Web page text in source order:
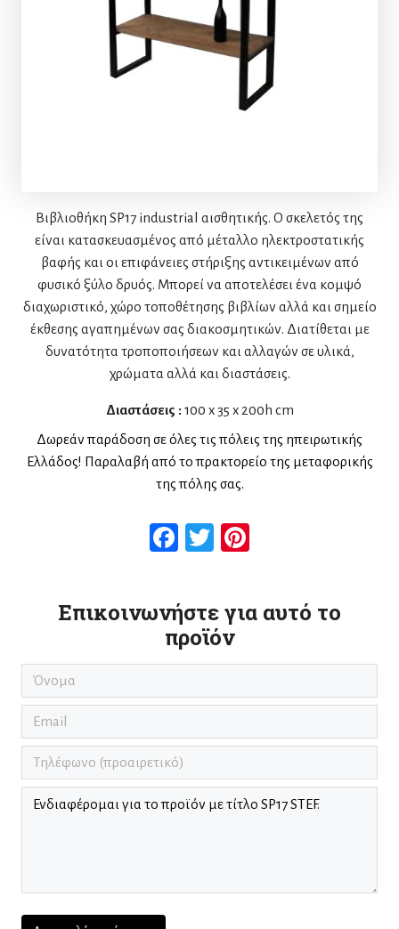
Βιβλιοθήκη SP17 industrial αισθητικής. Ο σκελετός της
είναι κατασκευασμένος από μέταλλο ηλεκτροστατικής
βαφής και οι επιφάνειες στήριξης αντικειμένων από
φυσικό ξύλο δρυός. Mπορεί να αποτελέσει ένα κομψό
διαχωριστικό, χώρο τοποθέτησης βιβλίων αλλά και σημείο
έκθεσης αγαπημένων σας διακοσμητικών. Διατίθεται με
δυνατότητα τροποποιήσεων και αλλαγών σε υλικά,
χρώματα αλλά και διαστάσεις.
Διαστάσεις : 100 x 35 x 200h cm
Δωρεάν παράδοση σε όλες τις πόλεις της ηπειρωτικής
Ελλάδος! Παραλαβή από το πρακτορείο της μεταφορικής
της πόλης σας.
Facebook
Twitter
Επικοινωνήστε για αυτό το
προϊόν